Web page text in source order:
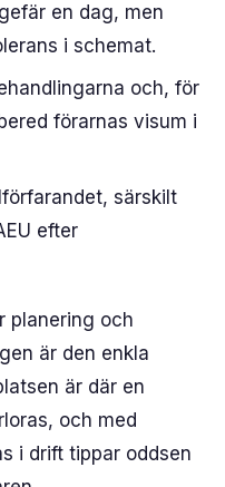
en dag, men
i schemat.
och, för
förarnas visum i
särskilt
efter
planering och
är den enkla
är där en
och med
i drift tippar oddsen